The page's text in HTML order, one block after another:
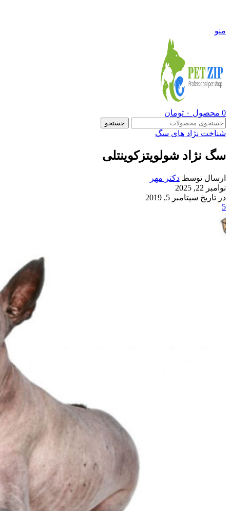
منو
0 محصول ۰ تومان
جستجو
شناخت نژاد های سگ
سگ نژاد شولویتزکوینتلی
ارسال توسط دکتر مهر
نوامبر 22, 2025
در تاریخ سپتامبر 5, 2019
5